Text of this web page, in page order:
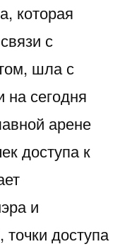
которая
с
шла с
сегодня
арене
доступа к
и
доступа